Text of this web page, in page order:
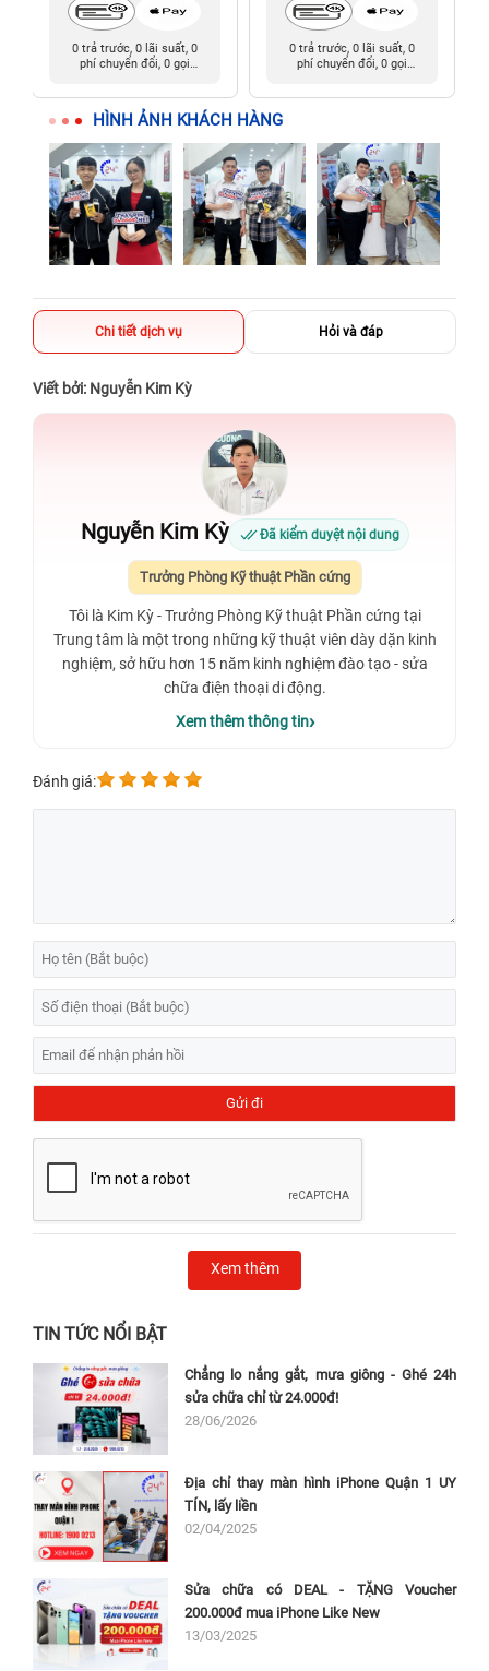
0 trả trước, 0 lãi suất, 0
phí chuyển đổi, 0 gọi
0 trả trước, 0 lãi suất, 0
phí chuyển đổi, 0 gọi
HÌNH ẢNH KHÁCH HÀNG
Chi tiết dịch vụ Hỏi và đáp
Viết bởi: Nguyễn Kim Kỳ
Nguyễn Kim Kỳ Đã kiểm duyệt nội dung
Trưởng Phòng Kỹ thuật Phần cứng
Tôi là Kim Kỳ - Trưởng Phòng Kỹ thuật Phần cứng tại
Trung tâm là một trong những kỹ thuật viên dày dặn kinh
nghiệm, sở hữu hơn 15 năm kinh nghiệm đào tạo - sửa
chữa điện thoại di động.
Xem thêm thông tin
Đánh giá:
Xem thêm
TIN TỨC NỔI BẬT
Chẳng lo nắng gắt, mưa giông - Ghé 24h
sửa chữa chỉ từ 24.000đ!
28/06/2026
Địa chỉ thay màn hình iPhone Quận 1 UY
TÍN, lấy liền
02/04/2025
Sửa chữa có DEAL - TẶNG Voucher
200.000đ mua iPhone Like New
13/03/2025